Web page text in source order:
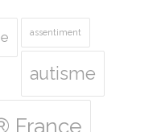
assentiment
autisme
France